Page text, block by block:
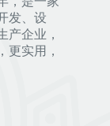
发、设
产企业，
更实用，